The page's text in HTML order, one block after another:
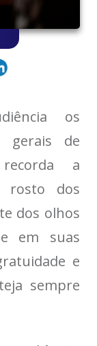
os
gerais de
a
rosto dos
dos olhos
em suas
e
sempre